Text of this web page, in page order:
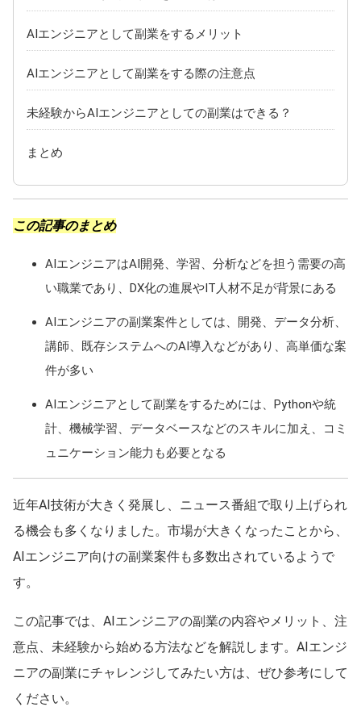
AIエンジニアとして副業をするメリット
AIエンジニアとして副業をする際の注意点
未経験からAIエンジニアとしての副業はできる？
まとめ
この記事のまとめ
AIエンジニアはAI開発、学習、分析などを担う需要の高
い職業であり、DX化の進展やIT人材不足が背景にある
AIエンジニアの副業案件としては、開発、データ分析、
講師、既存システムへのAI導入などがあり、高単価な案
件が多い
AIエンジニアとして副業をするためには、Pythonや統
計、機械学習、データベースなどのスキルに加え、コミ
ュニケーション能力も必要となる
近年AI技術が大きく発展し、ニュース番組で取り上げられ
る機会も多くなりました。市場が大きくなったことから、
AIエンジニア向けの副業案件も多数出されているようで
す。
この記事では、AIエンジニアの副業の内容やメリット、注
意点、未経験から始める方法などを解説します。AIエンジ
ニアの副業にチャレンジしてみたい方は、ぜひ参考にして
ください。
鹿児島県 宮崎県